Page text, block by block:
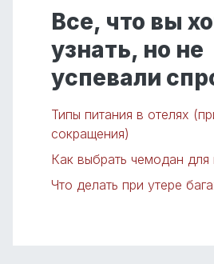
Все, что вы
узнать, но не
успевали
Типы питания в отелях
сокращения)
Как выбрать чемодан для
Что делать при утере